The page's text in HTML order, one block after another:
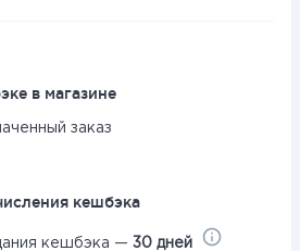
в магазине
заказ
кешбэка
кешбэка — 30 дней